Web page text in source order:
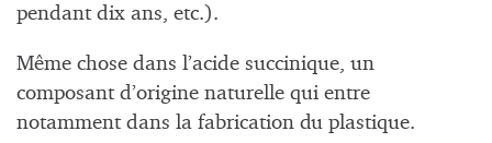
pendant dix ans, etc.).
Même chose dans l’acide succinique, un
composant d’origine naturelle qui entre
notamment dans la fabrication du plastique.